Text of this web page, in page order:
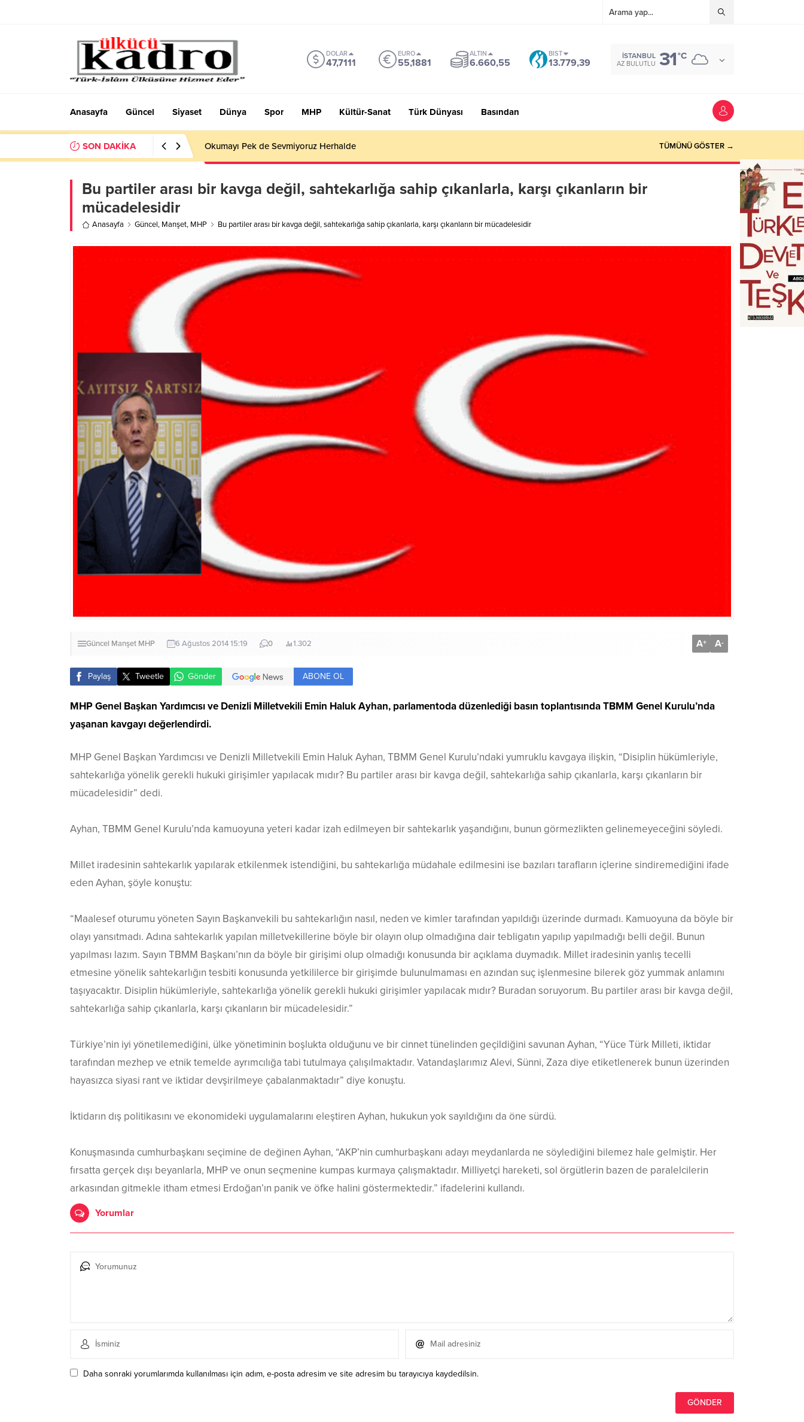
DOLAR
47,7111
EURO
55,1881
ALTIN
6.660,55
BIST
13.779,39
İSTANBUL
AZ BULUTLU 31°C
Anasayfa Güncel Siyaset Dünya Spor MHP Kültür-Sanat Türk Dünyası Basından
SON DAKİKA Okumayı Pek de Sevmiyoruz Herhalde TÜMÜNÜ GÖSTER →
Bu partiler arası bir kavga değil, sahtekarlığa sahip çıkanlarla, karşı çıkanların bir
mücadelesidir
Anasayfa Güncel, Manşet, MHP Bu partiler arası bir kavga değil, sahtekarlığa sahip çıkanlarla, karşı çıkanların bir mücadelesidir
Güncel Manşet MHP 6 Ağustos 2014 15:19 0 1.302 A+ A-
Paylaş Tweetle Gönder ABONE OL
MHP Genel Başkan Yardımcısı ve Denizli Milletvekili Emin Haluk Ayhan, parlamentoda düzenlediği basın toplantısında TBMM Genel Kurulu’nda
yaşanan kavgayı değerlendirdi.
MHP Genel Başkan Yardımcısı ve Denizli Milletvekili Emin Haluk Ayhan, TBMM Genel Kurulu’ndaki yumruklu kavgaya ilişkin, “Disiplin hükümleriyle,
sahtekarlığa yönelik gerekli hukuki girişimler yapılacak mıdır? Bu partiler arası bir kavga değil, sahtekarlığa sahip çıkanlarla, karşı çıkanların bir
mücadelesidir” dedi.
Ayhan, TBMM Genel Kurulu’nda kamuoyuna yeteri kadar izah edilmeyen bir sahtekarlık yaşandığını, bunun görmezlikten gelinemeyeceğini söyledi.
Millet iradesinin sahtekarlık yapılarak etkilenmek istendiğini, bu sahtekarlığa müdahale edilmesini ise bazıları tarafların içlerine sindiremediğini ifade
eden Ayhan, şöyle konuştu:
“Maalesef oturumu yöneten Sayın Başkanvekili bu sahtekarlığın nasıl, neden ve kimler tarafından yapıldığı üzerinde durmadı. Kamuoyuna da böyle bir
olayı yansıtmadı. Adına sahtekarlık yapılan milletvekillerine böyle bir olayın olup olmadığına dair tebligatın yapılıp yapılmadığı belli değil. Bunun
yapılması lazım. Sayın TBMM Başkanı’nın da böyle bir girişimi olup olmadığı konusunda bir açıklama duymadık. Millet iradesinin yanlış tecelli
etmesine yönelik sahtekarlığın tesbiti konusunda yetkililerce bir girişimde bulunulmaması en azından suç işlenmesine bilerek göz yummak anlamını
taşıyacaktır. Disiplin hükümleriyle, sahtekarlığa yönelik gerekli hukuki girişimler yapılacak mıdır? Buradan soruyorum. Bu partiler arası bir kavga değil,
sahtekarlığa sahip çıkanlarla, karşı çıkanların bir mücadelesidir.”
Türkiye’nin iyi yönetilemediğini, ülke yönetiminin boşlukta olduğunu ve bir cinnet tünelinden geçildiğini savunan Ayhan, “Yüce Türk Milleti, iktidar
tarafından mezhep ve etnik temelde ayrımcılığa tabi tutulmaya çalışılmaktadır. Vatandaşlarımız Alevi, Sünni, Zaza diye etiketlenerek bunun üzerinden
hayasızca siyasi rant ve iktidar devşirilmeye çabalanmaktadır” diye konuştu.
İktidarın dış politikasını ve ekonomideki uygulamalarını eleştiren Ayhan, hukukun yok sayıldığını da öne sürdü.
Konuşmasında cumhurbaşkanı seçimine de değinen Ayhan, “AKP’nin cumhurbaşkanı adayı meydanlarda ne söylediğini bilemez hale gelmiştir. Her
fırsatta gerçek dışı beyanlarla, MHP ve onun seçmenine kumpas kurmaya çalışmaktadır. Milliyetçi hareketi, sol örgütlerin bazen de paralelcilerin
arkasından gitmekle itham etmesi Erdoğan’ın panik ve öfke halini göstermektedir.” ifadelerini kullandı.
Yorumlar
Daha sonraki yorumlarımda kullanılması için adım, e-posta adresim ve site adresim bu tarayıcıya kaydedilsin.